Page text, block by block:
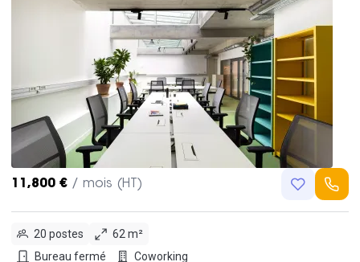
11,800 € / mois (HT)
20 postes
62 m²
Bureau fermé
Coworking